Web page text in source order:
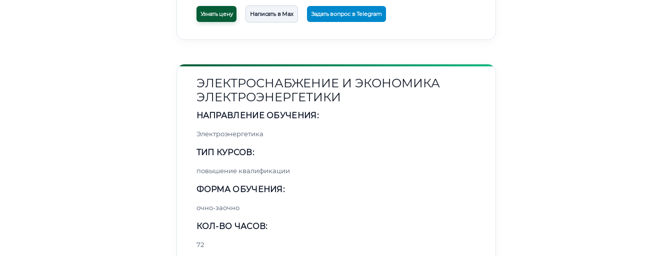
Узнать цену Написать в Max Задать вопрос в Telegram
ЭЛЕКТРОСНАБЖЕНИЕ И ЭКОНОМИКА
ЭЛЕКТРОЭНЕРГЕТИКИ
НАПРАВЛЕНИЕ ОБУЧЕНИЯ:
Электроэнергетика
ТИП КУРСОВ:
повышение квалификации
ФОРМА ОБУЧЕНИЯ:
очно-заочно
КОЛ-ВО ЧАСОВ:
72